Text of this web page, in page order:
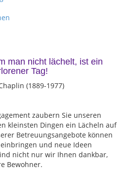
man nicht lächelt, ist ein
Tag!
(1889-1977)
zaubern Sie unseren
kleinsten Dingen ein Lächeln auf
Betreuungsangebote können
und neue Ideen
nicht nur wir Ihnen dankbar,
Bewohner.